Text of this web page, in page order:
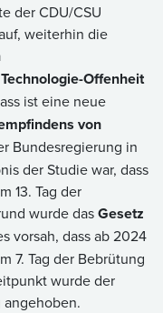
der CDU/CSU
weiterhin die
Offenheit
ist eine neue
von
Bundesregierung in
der Studie war, dass
13. Tag der
wurde dasGesetz
vorsah, dass ab 2024
7. Tag der Bebrütung
wurde der
angehoben.